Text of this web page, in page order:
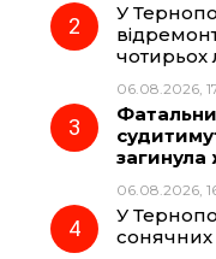
o
k
У
чотирьох
06.08.2026,
загинула
06.08.2026,
У
сонячних